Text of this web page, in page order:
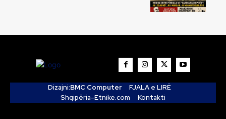
Dizajni:BMC Computer
FJALA e LIRË
Shqipëria-Etnike.com
Kontakti